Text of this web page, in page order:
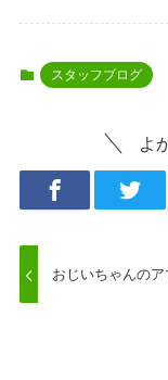
スタッフブログ
よ
おじいちゃんのア